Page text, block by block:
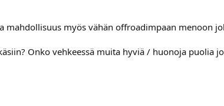
mahdollisuus myös vähän offroadimpaan menoon
Onko vehkeessä muita hyviä / huonoja puolia